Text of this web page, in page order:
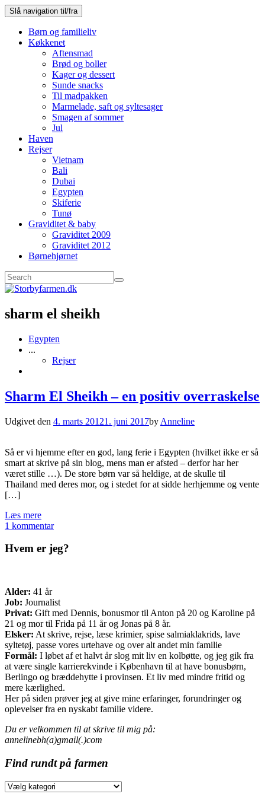
Slå navigation til/fra
Børn og familieliv
Køkkenet
Aftensmad
Brød og boller
Kager og dessert
Sunde snacks
Til madpakken
Marmelade, saft og syltesager
Smagen af sommer
Jul
Haven
Rejser
Vietnam
Bali
Dubai
Egypten
Skiferie
Tunø
Graviditet & baby
Graviditet 2009
Graviditet 2012
Børnehjørnet
sharm el sheikh
Egypten
...
Rejser
Sharm El Sheikh – en positiv overraskelse
Udgivet den 4. marts 20121. juni 2017by Anneline
Så er vi hjemme efter en god, lang ferie i Egypten (hvilket ikke er så
smart at skrive på sin blog, mens man er afsted – derfor har her
været stille …). De store børn var så heldige, at de skulle til
Thailand med deres mor, og i stedet for at sidde herhjemme og vente
[…]
Læs mere
1 kommentar
Hvem er jeg?
Alder: 41 år
Job: Journalist
Privat: Gift med Dennis, bonusmor til Anton på 20 og Karoline på
21 og mor til Frida på 11 år og Jonas på 8 år.
Elsker: At skrive, rejse, læse krimier, spise salmiaklakrids, lave
syltetøj, passe vores urtehave og over alt andet min familie
Formål: I løbet af et halvt år slog mit liv en kolbøtte, og jeg gik fra
at være single karrierekvinde i København til at have bonusbørn,
Berlingo og bræddehytte i provinsen. Et liv med mindre fritid og
mere kærlighed.
Her på siden prøver jeg at give mine erfaringer, forundringer og
oplevelser fra en nyskabt familie videre.
Du er velkommen til at skrive til mig på:
annelinebh(a)gmail(.)com
Find rundt på farmen
Find